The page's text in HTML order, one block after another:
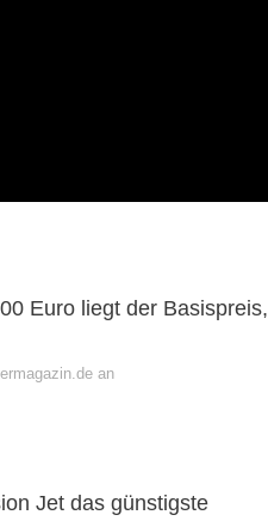
Euro liegt der Basispreis,
an
Jet das günstigste